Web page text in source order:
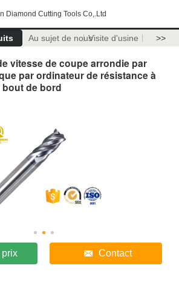
Diamond Cutting Tools Co,.Ltd
Au sujet de nousVisite d'usine >>
vitesse de coupe arrondie par
par ordinateur de résistance à
de bord
Contact